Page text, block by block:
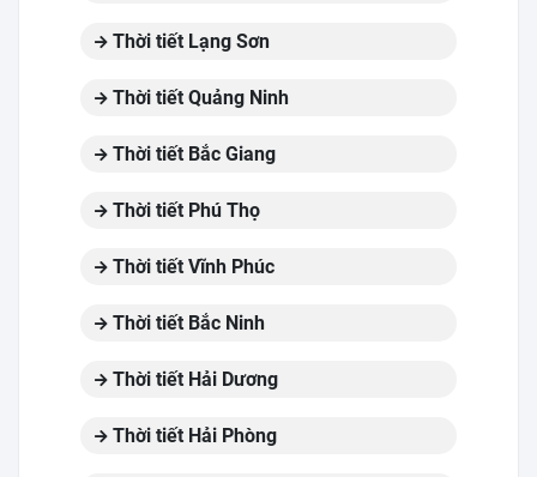
Thời tiết Lạng Sơn
Thời tiết Quảng Ninh
Thời tiết Bắc Giang
Thời tiết Phú Thọ
Thời tiết Vĩnh Phúc
Thời tiết Bắc Ninh
Thời tiết Hải Dương
Thời tiết Hải Phòng